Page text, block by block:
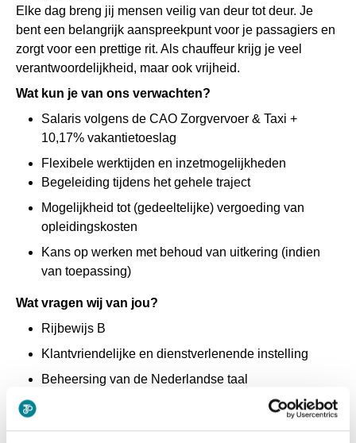
Elke dag breng jij mensen veilig van deur tot deur. Je
bent een belangrijk aanspreekpunt voor je passagiers en
zorgt voor een prettige rit. Als chauffeur krijg je veel
verantwoordelijkheid, maar ook vrijheid.
Wat kun je van ons verwachten?
Salaris volgens de CAO Zorgvervoer & Taxi +
10,17% vakantietoeslag
Flexibele werktijden en inzetmogelijkheden
Begeleiding tijdens het gehele traject
Mogelijkheid tot (gedeeltelijke) vergoeding van
opleidingskosten
Kans op werken met behoud van uitkering (indien
van toepassing)
Wat vragen wij van jou?
Rijbewijs B
Klantvriendelijke en dienstverlenende instelling
Beheersing van de Nederlandse taal
Betrouwbaarheid en een verzorgde uitstraling